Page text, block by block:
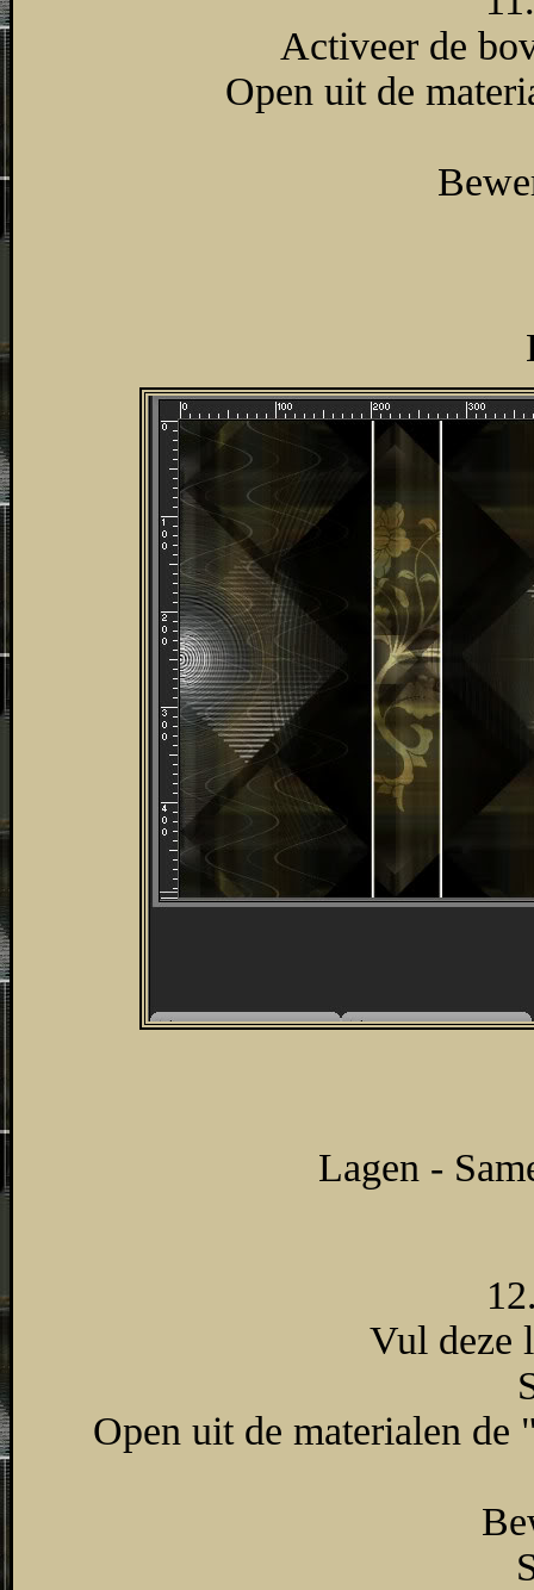
Activeer de
Open uit de
Lagen -
Vul deze
Open uit de materialen de